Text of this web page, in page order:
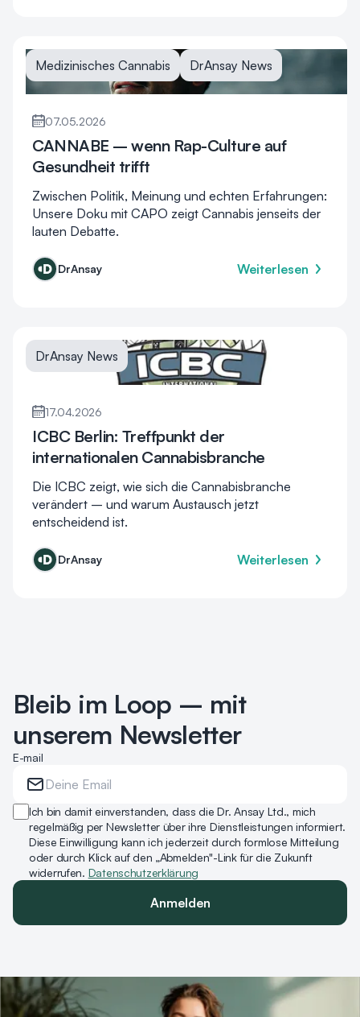
Medizinisches Cannabis DrAnsay News
07.05.2026
CANNABE – wenn Rap-Culture auf
Gesundheit trifft
Zwischen Politik, Meinung und echten Erfahrungen:
Unsere Doku mit CAPO zeigt Cannabis jenseits der
lauten Debatte.
DrAnsay Weiterlesen
DrAnsay News
17.04.2026
ICBC Berlin: Treffpunkt der
internationalen Cannabisbranche
Die ICBC zeigt, wie sich die Cannabisbranche
verändert – und warum Austausch jetzt
entscheidend ist.
DrAnsay Weiterlesen
Bleib im Loop – mit
unserem Newsletter
E-mail
Ich bin damit einverstanden, dass die Dr. Ansay Ltd., mich
regelmäßig per Newsletter über ihre Dienstleistungen informiert.
Diese Einwilligung kann ich jederzeit durch formlose Mitteilung
oder durch Klick auf den „Abmelden"-Link für die Zukunft
widerrufen. Datenschutzerklärung
Anmelden